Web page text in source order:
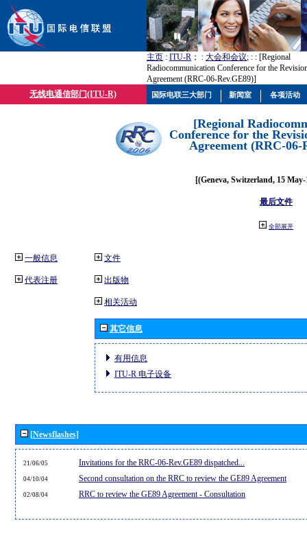
主页 : ITU-R ； : 大会和会议; : : [Regional
Radiocommunication Conference for the
Agreement (RRC-06-Rev.GE89)]
无线电通信部门(ITU-R)
[Regional
Conference for the
Agreement (RRC-06-
[(Geneva, Switzerland, 15
最后文件
全部展开
一般信息
代表注册
文件
出版物
相关活动
其它信息
有用信息
ITU-R 电子设备
[Newsflashes]
21/06/05 Invitations for the RRC-06-Rev.GE89 dispatched...
04/10/04 Second consultation on the RRC to review the GE89 Agreement
02/08/04 RRC to review the GE89 Agreement - Consultation
国际电联三大部门 新闻室 各项活动